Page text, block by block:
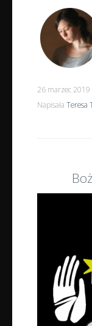
26 marzec 2019
Napisała Teresa